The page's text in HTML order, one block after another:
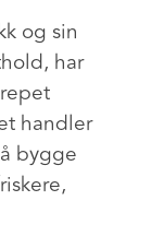
og sin
har
handler
bygge